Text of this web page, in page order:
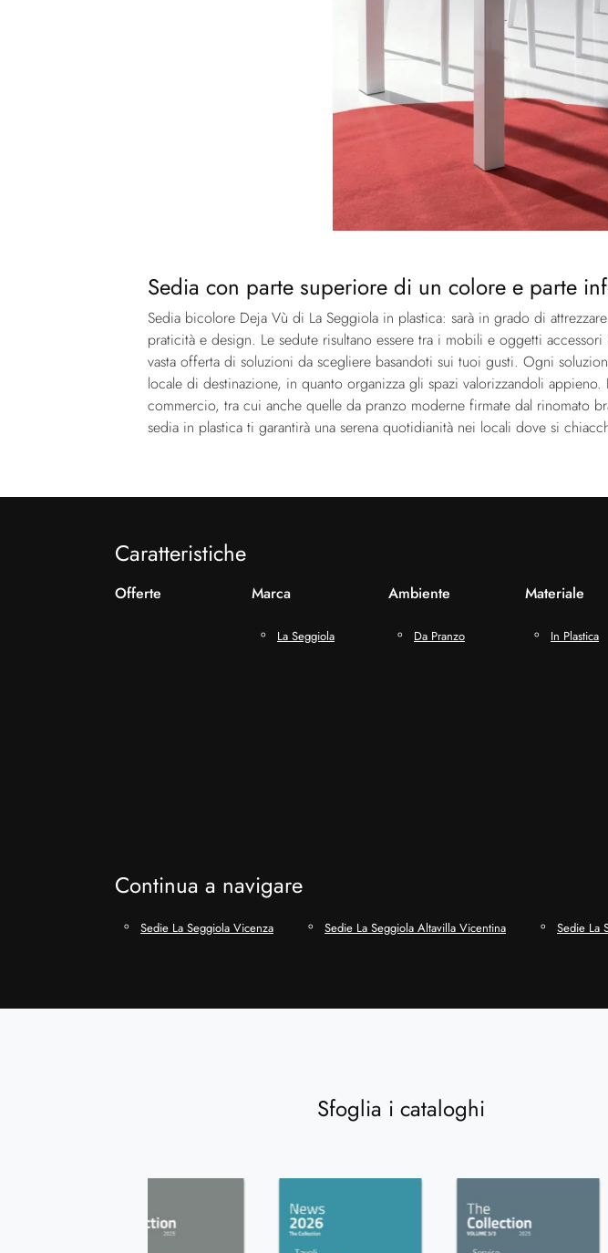
Sedia con parte superiore di un colore e parte
Sedia bicolore Deja Vù di La Seggiola in plastica: sarà in grado di
praticità e design. Le sedute risultano essere tra i mobili e oggetti
vasta offerta di soluzioni da scegliere basandoti sui tuoi gusti. Ogni
locale di destinazione, in quanto organizza gli spazi valorizzandoli
commercio, tra cui anche quelle da pranzo moderne firmate dal rinomato
sedia in plastica ti garantirà una serena quotidianità nei locali dove si
Caratteristiche
Offerte Marca
La Seggiola
Ambiente
Da Pranzo
Materiale
In Plastica
Continua a navigare
Sedie La Seggiola Vicenza Sedie La Seggiola Altavilla Vicentina Sedie La
Sfoglia i cataloghi